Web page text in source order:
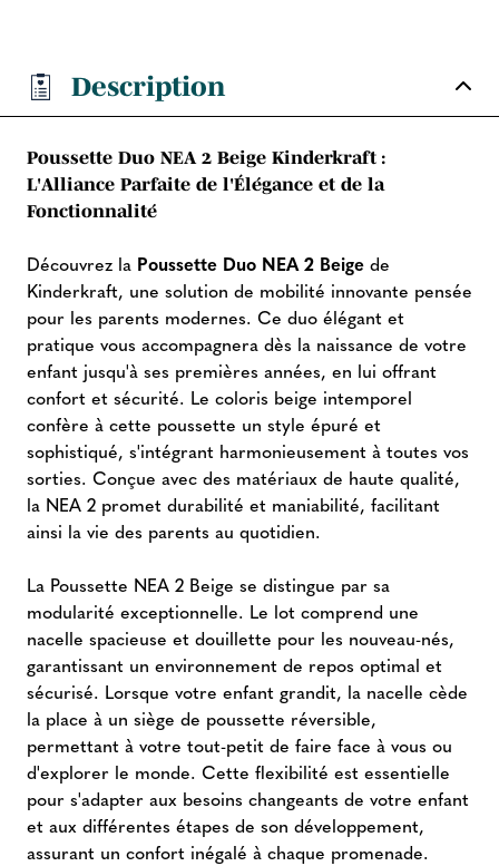
Description
Poussette Duo NEA 2 Beige Kinderkraft :
L'Alliance Parfaite de l'Élégance et de la
Fonctionnalité
Découvrez la Poussette Duo NEA 2 Beige de
Kinderkraft, une solution de mobilité innovante pensée
pour les parents modernes. Ce duo élégant et
pratique vous accompagnera dès la naissance de votre
enfant jusqu'à ses premières années, en lui offrant
confort et sécurité. Le coloris beige intemporel
confère à cette poussette un style épuré et
sophistiqué, s'intégrant harmonieusement à toutes vos
sorties. Conçue avec des matériaux de haute qualité,
la NEA 2 promet durabilité et maniabilité, facilitant
ainsi la vie des parents au quotidien.
La Poussette NEA 2 Beige se distingue par sa
modularité exceptionnelle. Le lot comprend une
nacelle spacieuse et douillette pour les nouveau-nés,
garantissant un environnement de repos optimal et
sécurisé. Lorsque votre enfant grandit, la nacelle cède
la place à un siège de poussette réversible,
permettant à votre tout-petit de faire face à vous ou
d'explorer le monde. Cette flexibilité est essentielle
pour s'adapter aux besoins changeants de votre enfant
et aux différentes étapes de son développement,
assurant un confort inégalé à chaque promenade.